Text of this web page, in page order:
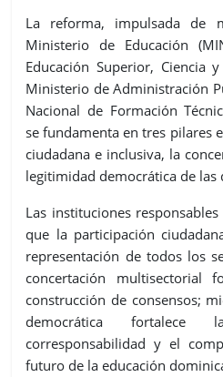
La reforma, impulsada de
Ministerio de Educación
Educación Superior, Ciencia
Ministerio de Administración
Nacional de Formación
se fundamenta en tres pilares
ciudadana e inclusiva, la
legitimidad democrática de las
Las instituciones
que la participación
representación de todos los
concertación
construcción de consensos;
democrática fortalece
corresponsabilidad y el
futuro de la educación